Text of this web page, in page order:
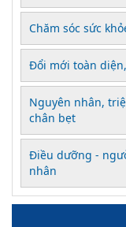
Chăm sóc sức
Đổi mới toàn
Nguyên nhân,
chân bẹt
Điều dưỡng -
nhân